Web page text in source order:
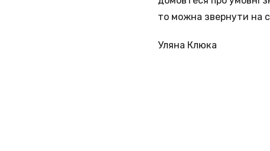
то можна звернути на
Уляна Клюка